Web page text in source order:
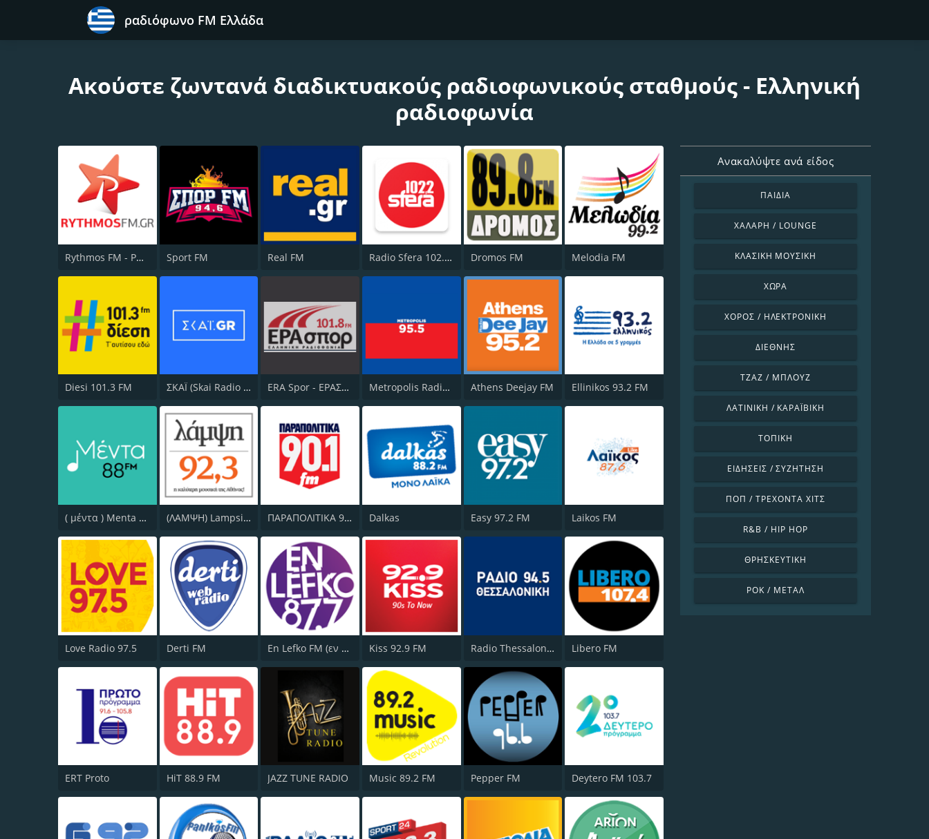
ραδιόφωνο FM Ελλάδα
Ακούστε ζωντανά διαδικτυακούς ραδιοφωνικούς σταθμούς - Ελληνική
ραδιοφωνία
Rythmos FM - Ρυθμος 94.9 Sport FM Real FM Radio Sfera 102.2 FM Dromos FM Melodia FM
Diesi 101.3 FM ΣΚΑΪ (Skai Radio 100.3) ERA Spor - ΕΡΑΣΠΟΡ Metropolis Radio 95.5 FM Athens Deejay FM Ellinikos 93.2 FM
( μέντα ) Menta 88 FM (ΛΑΜΨΗ) Lampsi 92.3 FM ΠΑΡΑΠΟΛΙΤΙΚΑ 90.1 FM Dalkas Easy 97.2 FM Laikos FM
Love Radio 97.5 Derti FM En Lefko FM (εν λευκω) Kiss 92.9 FM Radio Thessaloniki Libero FM
ERT Proto HiT 88.9 FM JAZZ TUNE RADIO Music 89.2 FM Pepper FM Deytero FM 103.7
Ανακαλύψτε ανά είδος
ΠΑΙΔΙΆ
ΧΑΛΑΡΉ / LOUNGE
ΚΛΑΣΙΚΉ ΜΟΥΣΙΚΉ
ΧΏΡΑ
ΧΟΡΌΣ / ΗΛΕΚΤΡΟΝΙΚΉ
ΔΙΕΘΝΉΣ
ΤΖΑΖ / ΜΠΛΟΥΖ
ΛΑΤΙΝΙΚΉ / ΚΑΡΑΪΒΙΚΉ
ΤΟΠΙΚΉ
ΕΙΔΉΣΕΙΣ / ΣΥΖΉΤΗΣΗ
ΠΟΠ / ΤΡΈΧΟΝΤΑ ΧΙΤΣ
R&B / HIP HOP
ΘΡΗΣΚΕΥΤΙΚΉ
ΡΟΚ / ΜΈΤΑΛ